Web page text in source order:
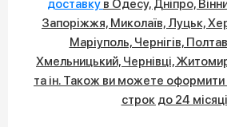
доставку в Одесу, Дніпро,
Запоріжжя, Миколаїв, Луцьк,
Маріуполь, Чернігів,
Хмельницький, Чернівці,
та ін. Також ви можете оформити
строк до 24